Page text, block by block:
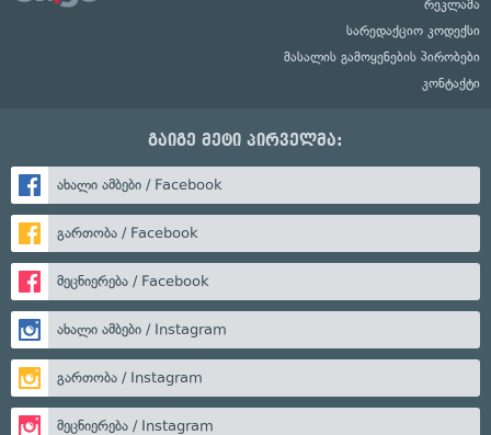
რეკლამა
სარედაქციო კოდექსი
მასალის გამოყენების პირობები
კონტაქტი
გაიგე მეტი პირველმა:
ახალი ამბები / Facebook
გართობა / Facebook
მეცნიერება / Facebook
ახალი ამბები / Instagram
გართობა / Instagram
მეცნიერება / Instagram